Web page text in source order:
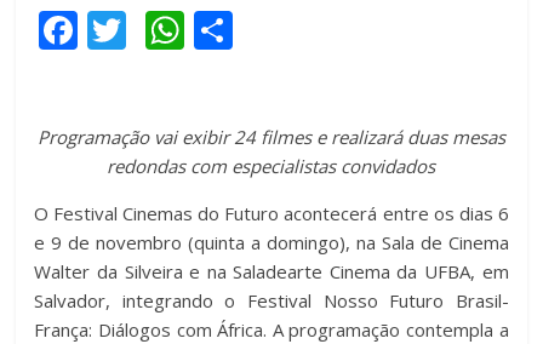
F
e
o
o
k
T
er
W
s
A
p
p
p
ar
til
h
ar
Programação vai exibir 24 filmes e realizará duas mesas
redondas com especialistas convidados
O Festival Cinemas do Futuro acontecerá entre os dias 6
e 9 de novembro (quinta a domingo), na Sala de Cinema
Walter da Silveira e na Saladearte Cinema da UFBA, em
Salvador, integrando o Festival Nosso Futuro Brasil-
França: Diálogos com África. A programação contempla a